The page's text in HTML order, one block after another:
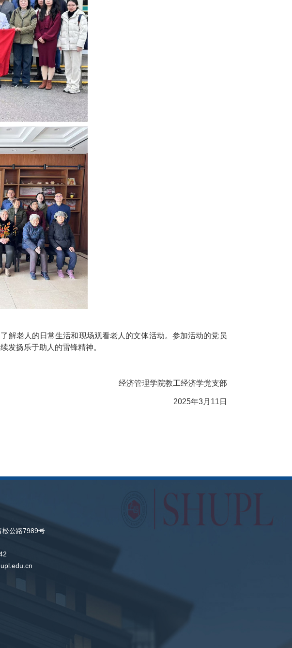
解老人的日常生活和现场观看老人的文体活动。参加活动的党员
发扬乐于助人的雷锋精神。
经济管理学院教工经济学党支部
2025年3月 11 日
松公路7989号